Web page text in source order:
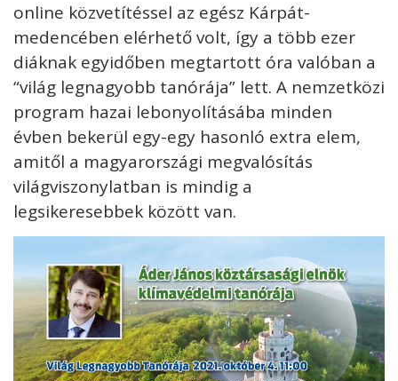
online közvetítéssel az egész Kárpát-
medencében elérhető volt, így a több ezer
diáknak egyidőben megtartott óra valóban a
“világ legnagyobb tanórája” lett. A nemzetközi
program hazai lebonyolításába minden
évben bekerül egy-egy hasonló extra elem,
amitől a magyarországi megvalósítás
világviszonylatban is mindig a
legsikeresebbek között van.